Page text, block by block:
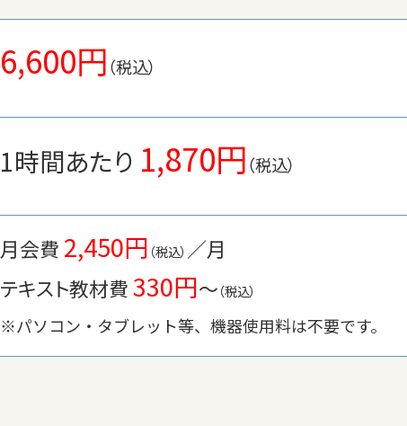
6,600円（税込）
1時間あたり 1,870円（税込）
月会費 2,450円 （税込） ／月
テキスト教材費330円〜（税込）
※パソコン・タブレット等、機器使用料は不要です。